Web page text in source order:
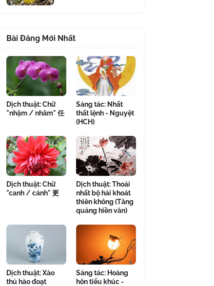
Bài Đăng Mới Nhất
Dịch thuật: Chữ
"nhậm / nhâm" 任
Sáng tác: Nhất
thất lệnh - Nguyệt
(HCH)
Dịch thuật: Chữ
"canh / cánh" 更
Dịch thuật: Thoái
nhất bộ hải khoát
thiên không (Tăng
quảng hiền văn)
Dịch thuật: Xảo
thủ hào đoạt
Sáng tác: Hoàng
hôn tiểu khúc -